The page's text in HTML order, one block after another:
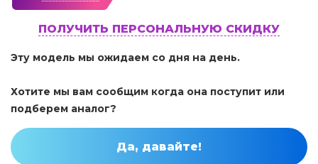
ПОЛУЧИТЬ ПЕРСОНАЛЬНУЮ СКИДКУ
Эту модель мы ожидаем со дня на день.
Хотите мы вам сообщим когда она поступит или
подберем аналог?
Да, давайте!